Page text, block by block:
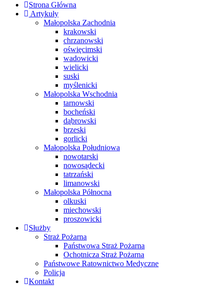
Strona Główna
Artykuły
Małopolska Zachodnia
krakowski
chrzanowski
oświęcimski
wadowicki
wielicki
suski
myślenicki
Małopolska Wschodnia
tarnowski
bocheński
dąbrowski
brzeski
gorlicki
Małopolska Południowa
nowotarski
nowosądecki
tatrzański
limanowski
Małopolska Północna
olkuski
miechowski
proszowicki
Służby
Straż Pożarna
Państwowa Straż Pożarna
Ochotnicza Straż Pożarna
Państwowe Ratownictwo Medyczne
Policja
Kontakt